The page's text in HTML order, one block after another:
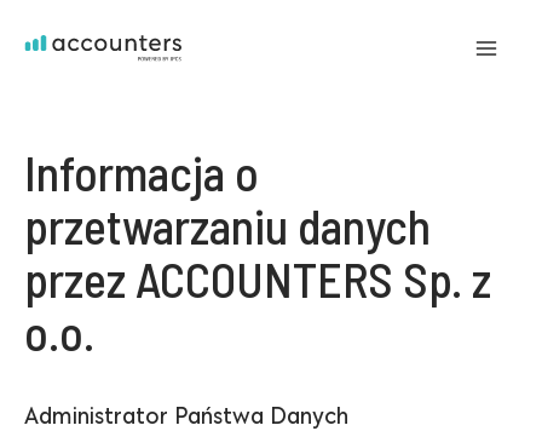
do
Informacja o
przetwarzaniu danych
przez ACCOUNTERS Sp. z
o.o.
Administrator Państwa Danych